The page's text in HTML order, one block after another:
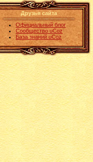
Друзья сайта
Официальный блог
Сообщество uCoz
База знаний uCoz